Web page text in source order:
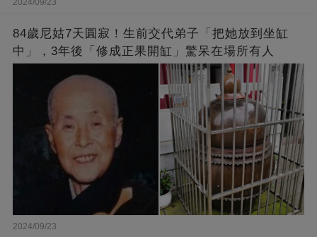
2024/09/23
84歲尼姑7天圓寂！生前交代弟子「把她放到坐缸
中」，3年後「修成正果開缸」驚呆在場所有人
2024/09/23